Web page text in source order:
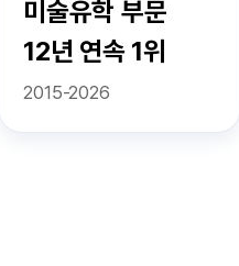
미술유학 부문
12년 연속 1위
2015-2026